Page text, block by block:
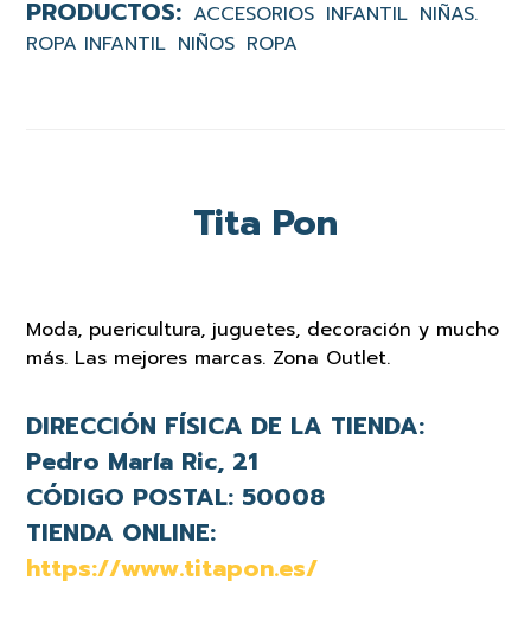
ACCESORIOS INFANTIL NIÑAS.
ROPA INFANTIL NIÑOS ROPA
Tita Pon
Moda, puericultura, juguetes, decoración y mucho
más. Las mejores marcas. Zona Outlet.
DIRECCIÓN FÍSICA DE LA TIENDA:
Pedro María Ric, 21
CÓDIGO POSTAL: 50008
TIENDA ONLINE:
https://www.titapon.es/